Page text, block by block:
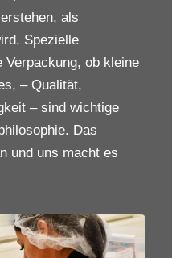
als
Spezielle
Verpackung, ob kleine
– Qualität,
– sind wichtige
Das
und uns macht es